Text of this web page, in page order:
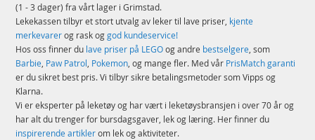
(1 - 3 dager) fra vårt lager i Grimstad.
Lekekassen tilbyr et stort utvalg av leker til lave priser, kjente
merkevarerog rask oggod kundeservice!
Hos oss finner du lave priser på LEGOog andre bestselgere, som
Barbie, Paw Patrol, Pokemon, og mange fler. Med vår PrisMatch garanti
er du sikret best pris. Vi tilbyr sikre betalingsmetoder som Vipps og
Klarna.
Vi er eksperter på leketøy og har vært i leketøysbransjen i over 70 år og
har alt du trenger for bursdagsgaver, lek og læring. Her finner du
inspirerende artiklerom lek og aktiviteter.